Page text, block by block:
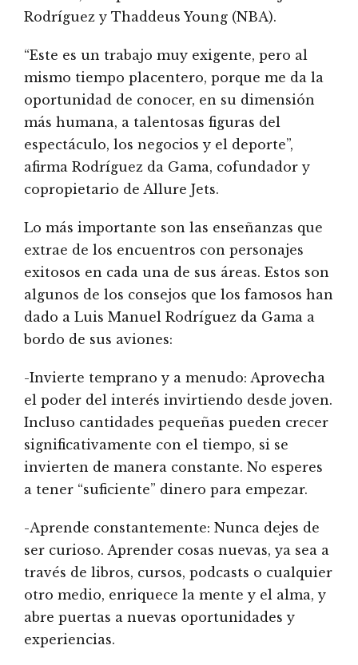
Rodríguez y Thaddeus Young (NBA).
“Este es un trabajo muy exigente, pero al
mismo tiempo placentero, porque me da la
oportunidad de conocer, en su dimensión
más humana, a talentosas figuras del
espectáculo, los negocios y el deporte”,
afirma Rodríguez da Gama, cofundador y
copropietario de Allure Jets.
Lo más importante son las enseñanzas que
extrae de los encuentros con personajes
exitosos en cada una de sus áreas. Estos son
algunos de los consejos que los famosos han
dado a Luis Manuel Rodríguez da Gama a
bordo de sus aviones:
-Invierte temprano y a menudo: Aprovecha
el poder del interés invirtiendo desde joven.
Incluso cantidades pequeñas pueden crecer
significativamente con el tiempo, si se
invierten de manera constante. No esperes
a tener “suficiente” dinero para empezar.
-Aprende constantemente: Nunca dejes de
ser curioso. Aprender cosas nuevas, ya sea a
través de libros, cursos, podcasts o cualquier
otro medio, enriquece la mente y el alma, y
abre puertas a nuevas oportunidades y
experiencias.